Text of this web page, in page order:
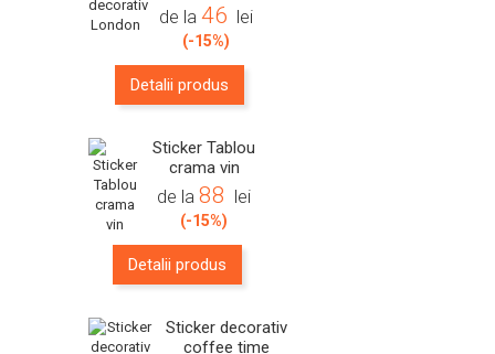
de la46 lei
(-15%)
Detalii produs
Sticker Tablou
crama vin
de la88 lei
(-15%)
Detalii produs
Sticker decorativ
coffee time